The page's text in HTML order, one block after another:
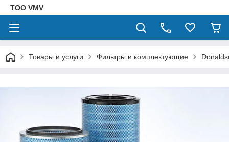
ТОО VMV
Товары и услуги Фильтры и комплектующие